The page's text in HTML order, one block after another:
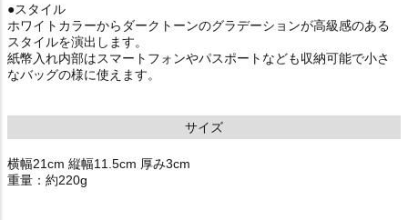
●スタイル
ホワイトカラーからダークトーンのグラデーションが高級感のある
スタイルを演出します。
紙幣入れ内部はスマートフォンやパスポートなども収納可能で小さ
なバッグの様に使えます。
サイズ
横幅21cm 縦幅11.5cm 厚み3cm
重量：約220g